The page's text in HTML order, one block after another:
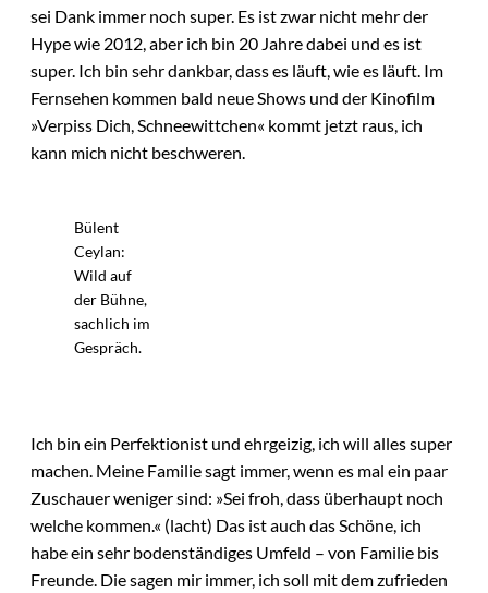
sei Dank immer noch super. Es ist zwar nicht mehr der
Hype wie 2012, aber ich bin 20 Jahre dabei und es ist
super. Ich bin sehr dankbar, dass es läuft, wie es läuft. Im
Fernsehen kommen bald neue Shows und der Kinofilm
»Verpiss Dich, Schneewittchen« kommt jetzt raus, ich
kann mich nicht beschweren.
Bülent
Ceylan:
Wild auf
der Bühne,
sachlich im
Gespräch.
Ich bin ein Perfektionist und ehrgeizig, ich will alles super
machen. Meine Familie sagt immer, wenn es mal ein paar
Zuschauer weniger sind: »Sei froh, dass überhaupt noch
welche kommen.« (lacht) Das ist auch das Schöne, ich
habe ein sehr bodenständiges Umfeld – von Familie bis
Freunde. Die sagen mir immer, ich soll mit dem zufrieden